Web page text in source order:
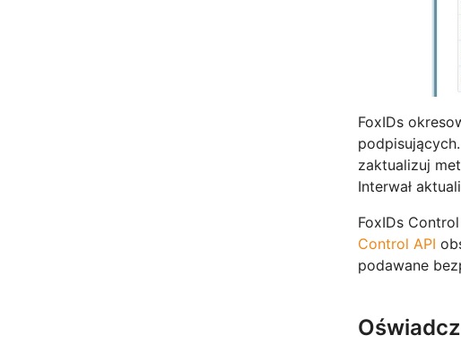
FoxIDs
zaktualizuj
Interwał
FoxIDs
Control API
podawane